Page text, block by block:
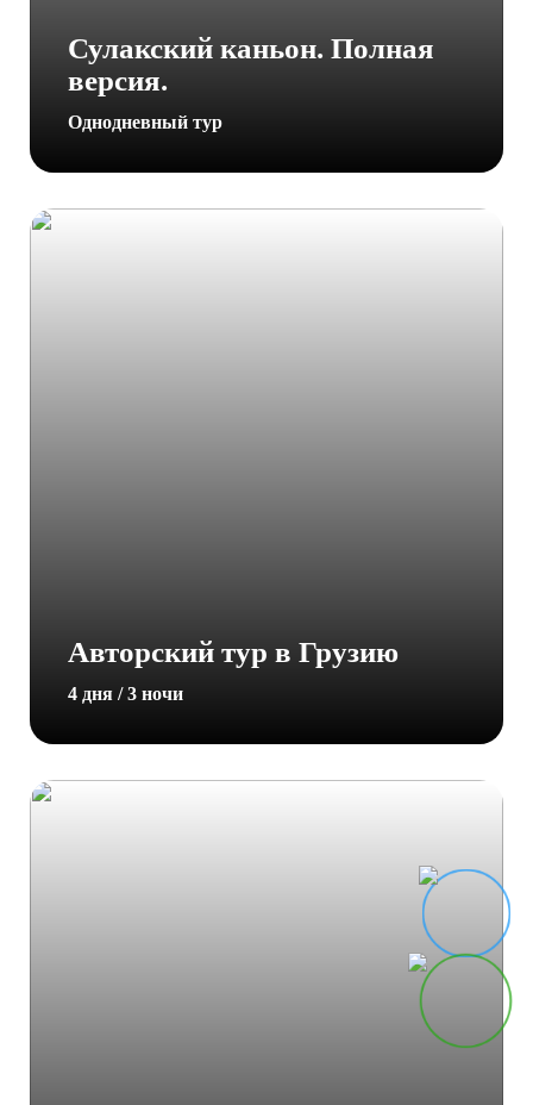
Сулакский каньон. Полная
версия.
Однодневный тур
Авторский тур в Грузию
4 дня / 3 ночи